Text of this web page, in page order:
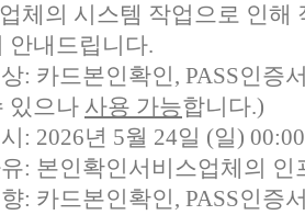
체의 시스템 작업으로 인해
안내드립니다.
: 카드본인확인, PASS인증
있으나 사용 가능합니다.)
: 2026년 5월 24일 (일)
: 본인확인서비스업체의 인
: 카드본인확인, PASS인증